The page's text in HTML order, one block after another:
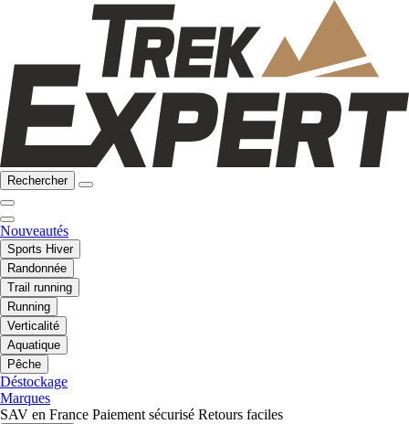
Rechercher
Nouveautés
Sports Hiver
Randonnée
Trail running
Running
Verticalité
Aquatique
Pêche
Déstockage
Marques
SAV en France Paiement sécurisé Retours faciles